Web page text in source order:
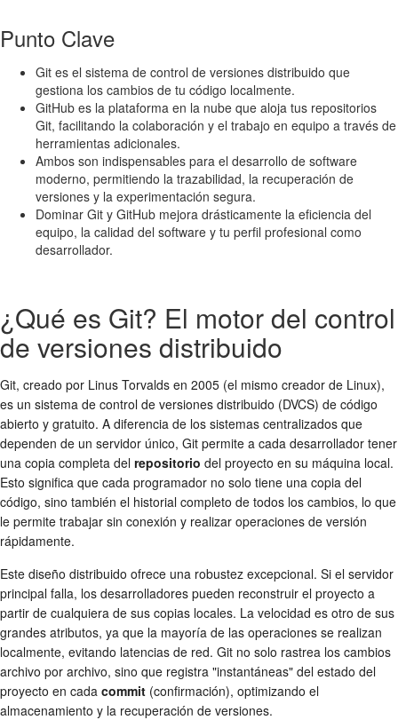
Punto Clave
Git es el sistema de control de versiones distribuido que
gestiona los cambios de tu código localmente.
GitHub es la plataforma en la nube que aloja tus repositorios
Git, facilitando la colaboración y el trabajo en equipo a través de
herramientas adicionales.
Ambos son indispensables para el desarrollo de software
moderno, permitiendo la trazabilidad, la recuperación de
versiones y la experimentación segura.
Dominar Git y GitHub mejora drásticamente la eficiencia del
equipo, la calidad del software y tu perfil profesional como
desarrollador.
¿Qué es Git? El motor del control
de versiones distribuido
Git, creado por Linus Torvalds en 2005 (el mismo creador de Linux),
es un sistema de control de versiones distribuido (DVCS) de código
abierto y gratuito. A diferencia de los sistemas centralizados que
dependen de un servidor único, Git permite a cada desarrollador tener
una copia completa del repositorio del proyecto en su máquina local.
Esto significa que cada programador no solo tiene una copia del
código, sino también el historial completo de todos los cambios, lo que
le permite trabajar sin conexión y realizar operaciones de versión
rápidamente.
Este diseño distribuido ofrece una robustez excepcional. Si el servidor
principal falla, los desarrolladores pueden reconstruir el proyecto a
partir de cualquiera de sus copias locales. La velocidad es otro de sus
grandes atributos, ya que la mayoría de las operaciones se realizan
localmente, evitando latencias de red. Git no solo rastrea los cambios
archivo por archivo, sino que registra "instantáneas" del estado del
proyecto en cada commit (confirmación), optimizando el
almacenamiento y la recuperación de versiones.